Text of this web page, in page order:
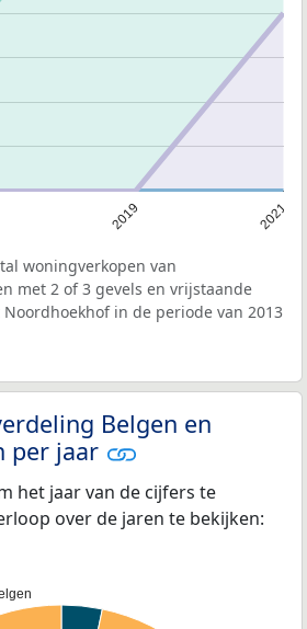
2019 2021
woningverkopen van
met 2 of 3 gevels en vrijstaande
in de periode van 2013
Belgen en
per jaar
het jaar van de cijfers te
over de jaren te bekijken: